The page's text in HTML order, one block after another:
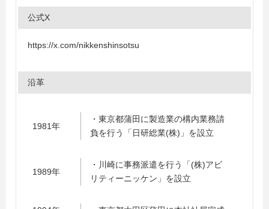
公式X
https://x.com/nikkenshinsotsu
沿革
1981年
・東京都蒲田に製造業の構内業務請
負を行う「日研総業(株)」を設立
1989年
・川崎に事務派遣を行う「(株)アビ
リティーニッケン」を設立